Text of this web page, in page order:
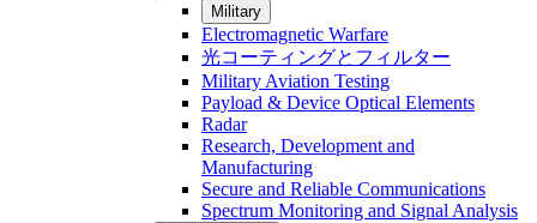
Military
Electromagnetic Warfare
光コーティングとフィルター
Military Aviation Testing
Payload & Device Optical Elements
Radar
Research, Development and
Manufacturing
Secure and Reliable Communications
Spectrum Monitoring and Signal Analysis